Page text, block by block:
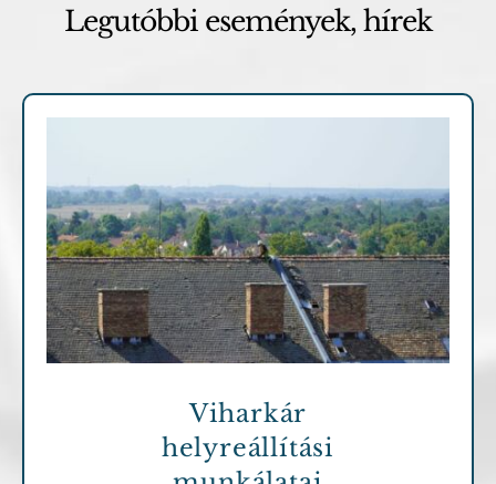
Legutóbbi események, hírek
Archív cikkek
Viharkár
helyreállítási